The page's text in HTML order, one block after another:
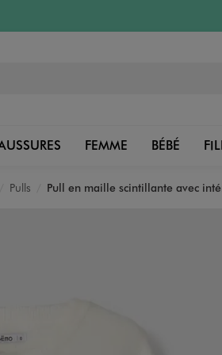
FEMME BÉBÉ
Pulls Pull en maille scintillante avec